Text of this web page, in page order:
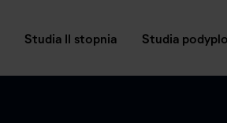
Studia II stopnia Studia